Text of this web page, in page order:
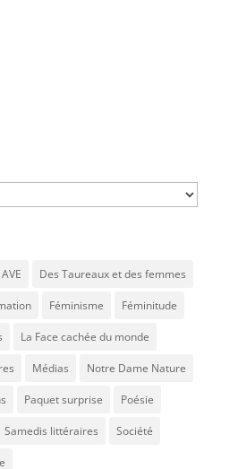
AVE Des Taureaux et des femmes
Féminisme Féminitude
La Face cachée du monde
Médias Notre Dame Nature
Paquet surprise Poésie
Samedis littéraires Société